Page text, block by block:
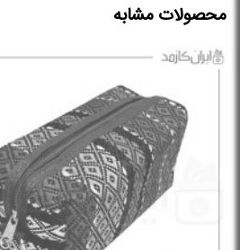
دهید تا کاملا جذب گردد. این ماسک نیاز
محصولات مشابه